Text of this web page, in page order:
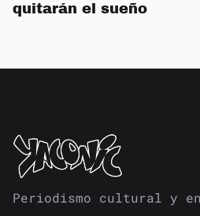
quitarán el sueño
Periodismo cultural y